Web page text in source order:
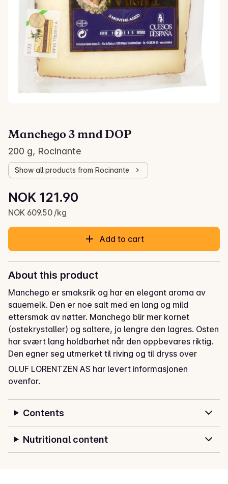
Manchego 3 mnd DOP
200 g, Rocinante
Show all products from Rocinante
Current price is: NOK 121.90
NOK 121.90
NOK 609.50 /kg
Unit price: NOK 609.50 /kg
Add to cart
About this product
Manchego er smaksrik og har en elegant aroma av
sauemelk. Den er noe salt med en lang og mild
ettersmak av nøtter. Manchego blir mer kornet
(ostekrystaller) og saltere, jo lengre den lagres. Osten
har svært lang holdbarhet når den oppbevares riktig.
Den egner seg utmerket til riving og til dryss over
sauser, supper, nudel- og pastaretter, samt
gratinering, og ikke minst til Tapas.
OLUF LORENTZEN AS har levert informasjonen
ovenfor.
Contents
Nutritional content